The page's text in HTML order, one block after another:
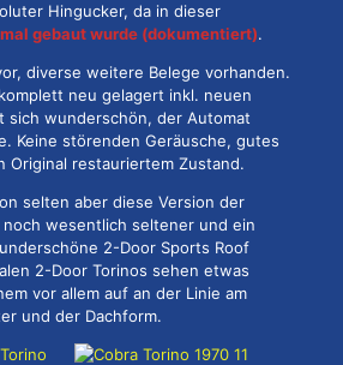
Hingucker, da in dieser
gebaut wurde (dokumentiert).
diverse weitere Belege vorhanden.
neu gelagert inkl. neuen
sich wunderschön, der Automat
Keine störenden Geräusche, gutes
Original restauriertem Zustand.
selten aber diese Version der
wesentlich seltener und ein
2-Door Sports Roof
2-Door Torinos sehen etwas
vor allem auf an der Linie am
und der Dachform.